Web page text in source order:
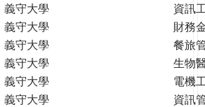
義守大學
資訊
義守大學
財務
義守大學
餐旅
義守大學
生物
義守大學
電機
義守大學
資訊